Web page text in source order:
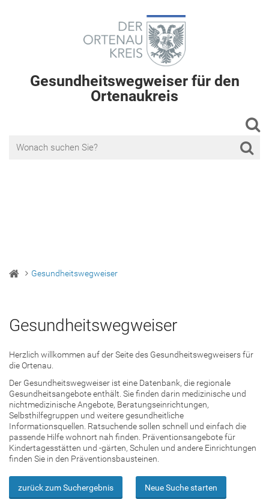
Gesundheitswegweiser für den
Ortenaukreis
Gesundheitswegweiser
Gesundheitswegweiser
Herzlich willkommen auf der Seite des Gesundheitswegweisers für
die Ortenau.
Der Gesundheitswegweiser ist eine Datenbank, die regionale
Gesundheitsangebote enthält. Sie finden darin medizinische und
nichtmedizinische Angebote, Beratungseinrichtungen,
Selbsthilfegruppen und weitere gesundheitliche
Informationsquellen. Ratsuchende sollen schnell und einfach die
passende Hilfe wohnort nah finden. Präventionsangebote für
Kindertagesstätten und -gärten, Schulen und andere Einrichtungen
finden Sie in den Präventionsbausteinen.
zurück zum Suchergebnis Neue Suche starten